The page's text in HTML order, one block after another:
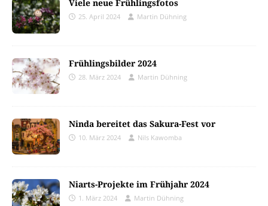
Viele neue Frühlingsfotos
25. April 2024 Martin Dühning
Frühlingsbilder 2024
28. März 2024 Martin Dühning
Ninda bereitet das Sakura-Fest vor
10. März 2024 Nils Kawomba
Niarts-Projekte im Frühjahr 2024
1. März 2024 Martin Dühning